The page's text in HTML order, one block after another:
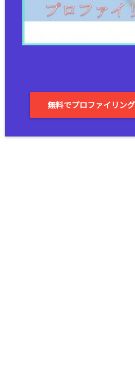
無料でプロファイリン